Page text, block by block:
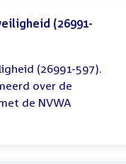
(26991-
(26991-597).
over de
de NVWA